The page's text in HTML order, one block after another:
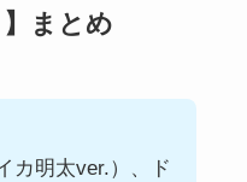
まとめ
カ明太ver.）、ド